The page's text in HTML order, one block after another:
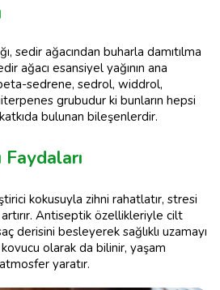
sedir ağacından buharla damıtılma
ağacı esansiyel yağının ana
sedrene, sedrol, widdrol,
grubudur ki bunların hepsi
bulunan bileşenlerdir.
Faydaları
kokusuyla zihni rahatlatır, stresi
Antiseptik özellikleriyle cilt
derisini besleyerek sağlıklı uzamayı
olarak da bilinir, yaşam
yaratır.